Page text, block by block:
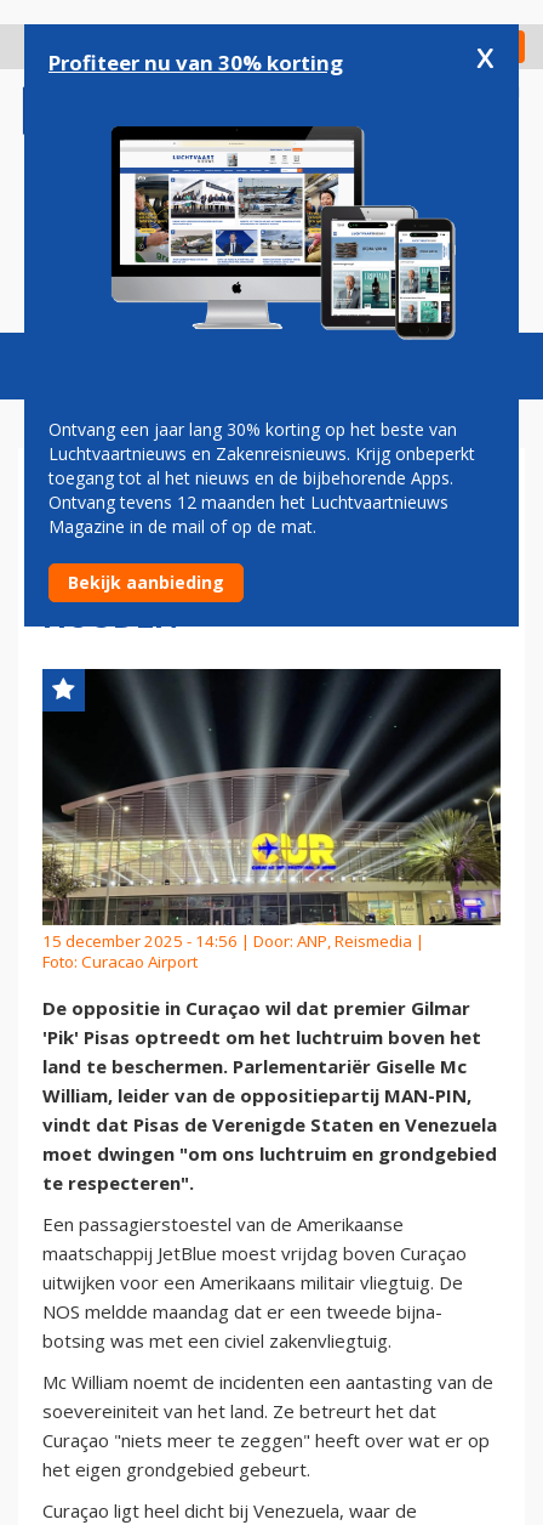
gaan
Check in
Magazine Podcasts Vacatures
OPPOSITIE CURAÇAO WIL DAT
PREMIER MEER DOET OM
LUCHTRUIM VEILIG TE
HOUDEN
15 december 2025 - 14:56 | Door: ANP, Reismedia |
Foto: Curacao Airport
De oppositie in Curaçao wil dat premier Gilmar
'Pik' Pisas optreedt om het luchtruim boven het
land te beschermen. Parlementariër Giselle Mc
William, leider van de oppositiepartij MAN-PIN,
vindt dat Pisas de Verenigde Staten en Venezuela
moet dwingen "om ons luchtruim en grondgebied
te respecteren".
Een passagierstoestel van de Amerikaanse
maatschappij JetBlue moest vrijdag boven Curaçao
uitwijken voor een Amerikaans militair vliegtuig. De
NOS meldde maandag dat er een tweede bijna-
botsing was met een civiel zakenvliegtuig.
Mc William noemt de incidenten een aantasting van de
soevereiniteit van het land. Ze betreurt het dat
Curaçao "niets meer te zeggen" heeft over wat er op
het eigen grondgebied gebeurt.
Curaçao ligt heel dicht bij Venezuela, waar de
Profiteer nu van 30% korting x
Ontvang een jaar lang 30% korting op het beste van
Luchtvaartnieuws en Zakenreisnieuws. Krijg onbeperkt
toegang tot al het nieuws en de bijbehorende Apps.
Ontvang tevens 12 maanden het Luchtvaartnieuws
Magazine in de mail of op de mat.
Bekijk aanbieding